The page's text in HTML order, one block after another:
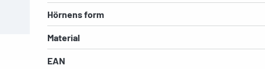
Hörnens form
Material
EAN